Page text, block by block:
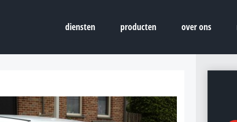
diensten producten over ons